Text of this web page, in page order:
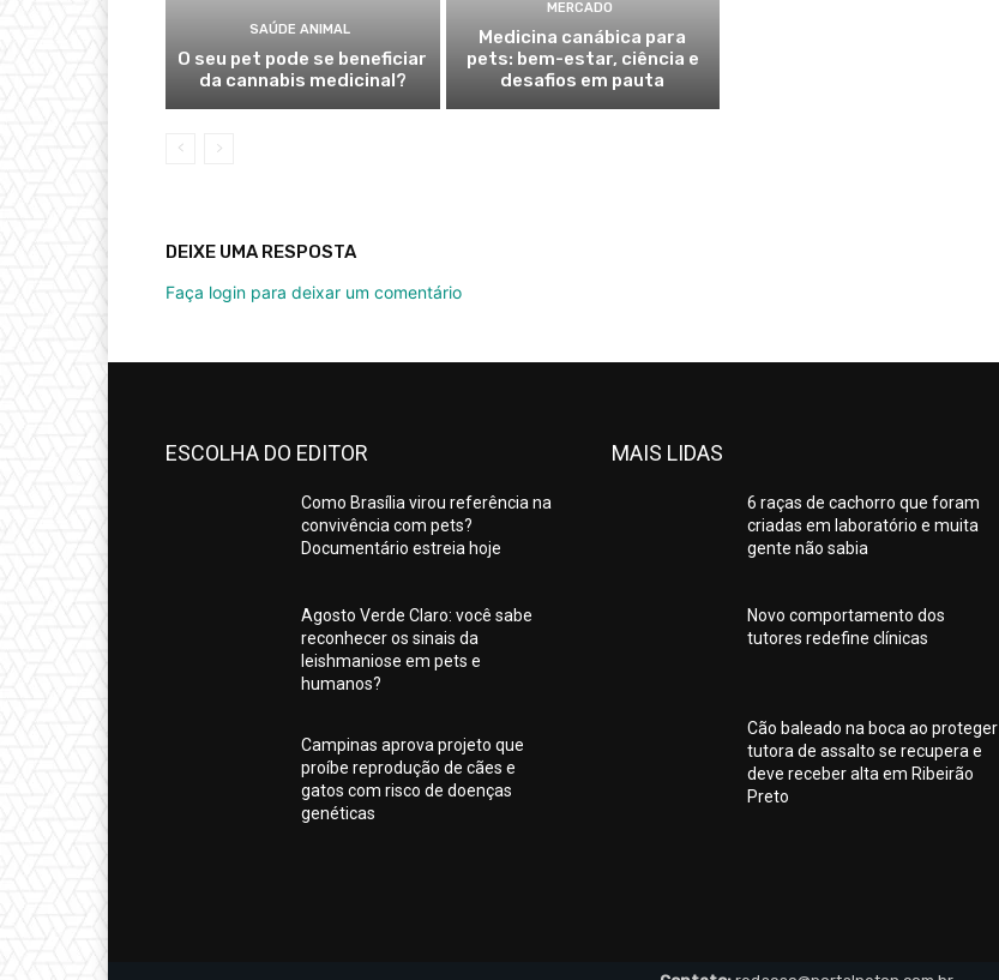
SAÚDE ANIMAL
O seu pet pode se beneficiar
da cannabis medicinal?
MERCADO
Medicina canábica para
pets: bem-estar, ciência e
desafios em pauta
DEIXE UMA RESPOSTA
Faça login para deixar um comentário
ESCOLHA DO EDITOR
Como Brasília virou referência na
convivência com pets?
Documentário estreia hoje
Agosto Verde Claro: você sabe
reconhecer os sinais da
leishmaniose em pets e
humanos?
Campinas aprova projeto que
proíbe reprodução de cães e
gatos com risco de doenças
genéticas
MAIS LIDAS
6 raças de cachorro que foram
criadas em laboratório e muita
gente não sabia
Novo comportamento dos
tutores redefine clínicas
Cão baleado na boca ao proteger
tutora de assalto se recupera e
deve receber alta em Ribeirão
Preto